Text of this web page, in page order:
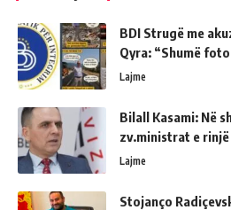
BDI Strugë me
Qyra: “Shumë
Lajme
Bilall Kasami: Në
zv.ministrat e rinjë
Lajme
Stojanço